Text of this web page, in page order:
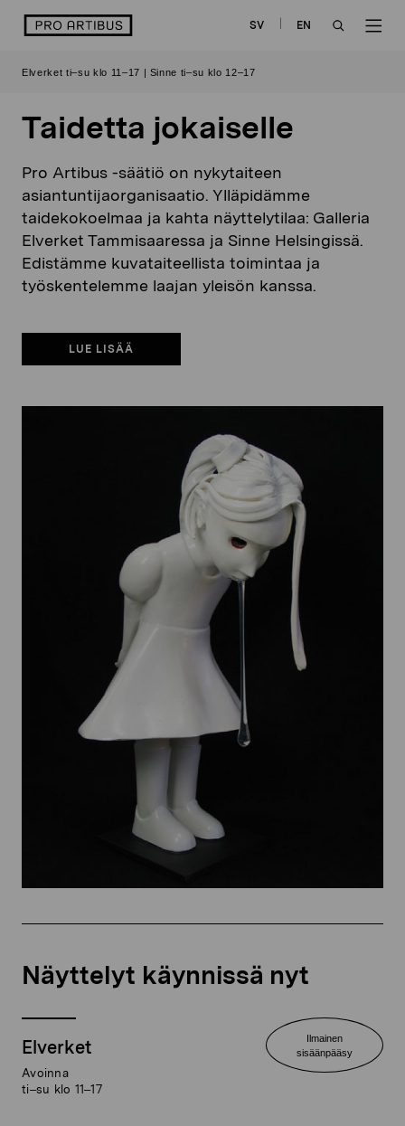
sisältöön
logo SV
EN
Elverket ti–su klo 11–17 | Sinne ti–su klo 12–17
Taidetta jokaiselle
Pro Artibus -säätiö on nykytaiteen
asiantuntijaorganisaatio. Ylläpidämme
taidekokoelmaa ja kahta näyttelytilaa: Galleria
Elverket Tammisaaressa ja Sinne Helsingissä.
Edistämme kuvataiteellista toimintaa ja
työskentelemme laajan yleisön kanssa.
LUE LISÄÄ
Näyttelyt käynnissä nyt
Ilmainen
sisäänpääsy
Elverket
Avoinna
ti–su klo 11–17